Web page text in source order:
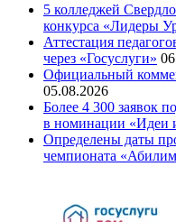
5 колледжей
конкурса «Лидеры
Аттестация
через «Госуслуги»
Официальный
05.08.2026
Более 4 300 заявок
в номинации «Идеи
Определены даты
чемпионата